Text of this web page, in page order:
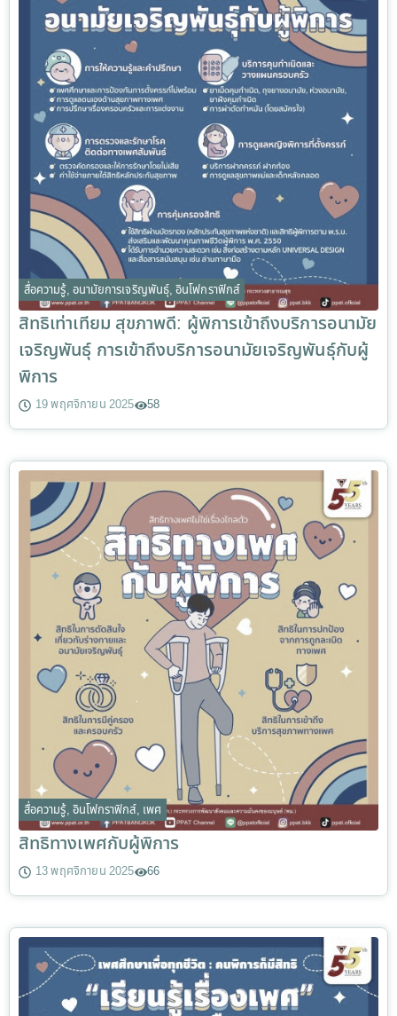
สื่อความรู้, อนามัยการเจริญพันธุ์,อินโฟกราฟิกส์
สิทธิเท่าเทียม สุขภาพดี: ผู้พิการเข้าถึงบริการอนามัย
เจริญพันธุ์ การเข้าถึงบริการอนามัยเจริญพันธุ์กับผู้
พิการ
19 พฤศจิกายน 2025 58
สื่อความรู้, อินโฟกราฟิกส์, เพศ
สิทธิทางเพศกับผู้พิการ
13 พฤศจิกายน 2025 66